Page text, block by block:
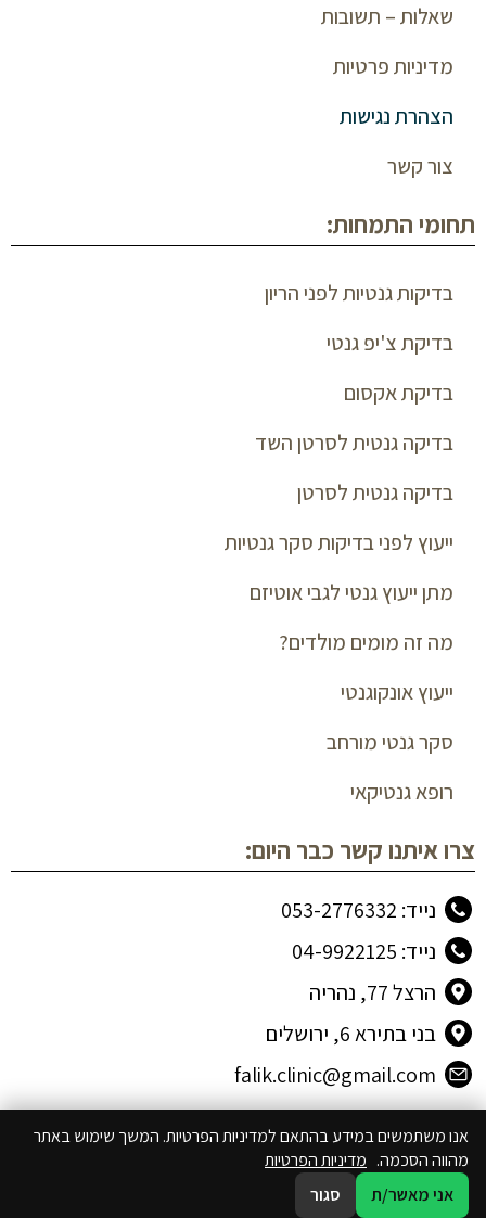
שאלות – תשובות
מדיניות פרטיות
הצהרת נגישות
צור קשר
תחומי התמחות:
בדיקות גנטיות לפני הריון
בדיקת צ'יפ גנטי
בדיקת אקסום
בדיקה גנטית לסרטן השד
בדיקה גנטית לסרטן
ייעוץ לפני בדיקות סקר גנטיות
מתן ייעוץ גנטי לגבי אוטיזם
מה זה מומים מולדים?
ייעוץ אונקוגנטי
סקר גנטי מורחב
רופא גנטיקאי
צרו איתנו קשר כבר היום:
נייד: 053-2776332
נייד: 04-9922125
הרצל 77, נהריה
בני בתירא 6, ירושלים
falik.clinic@gmail.com
לשיחת וואטסאפ
אנו משתמשים במידע בהתאם למדיניות הפרטיות. המשך שימוש באתר
מהווה הסכמה. מדיניות הפרטיות
אני מאשר/ת
סגור